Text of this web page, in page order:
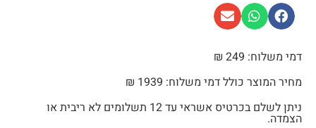
דמי משלוח: 249 ₪
מחיר המוצר כולל דמי משלוח: 1939 ₪
ניתן לשלם בכרטיס אשראי עד 12 תשלומים לא ריבית או
הצמדה.